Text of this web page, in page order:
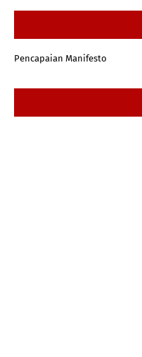
Pencapaian Manifesto